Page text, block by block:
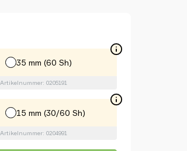
35 mm (60 Sh)
Artikelnummer: 0205191
15 mm (30/60 Sh)
Artikelnummer: 0204991